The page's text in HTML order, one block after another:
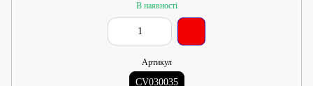
В наявності
Артикул
CV030035